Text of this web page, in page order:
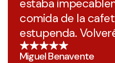
estaba
comida de la
estupenda.
Miguel Benavente